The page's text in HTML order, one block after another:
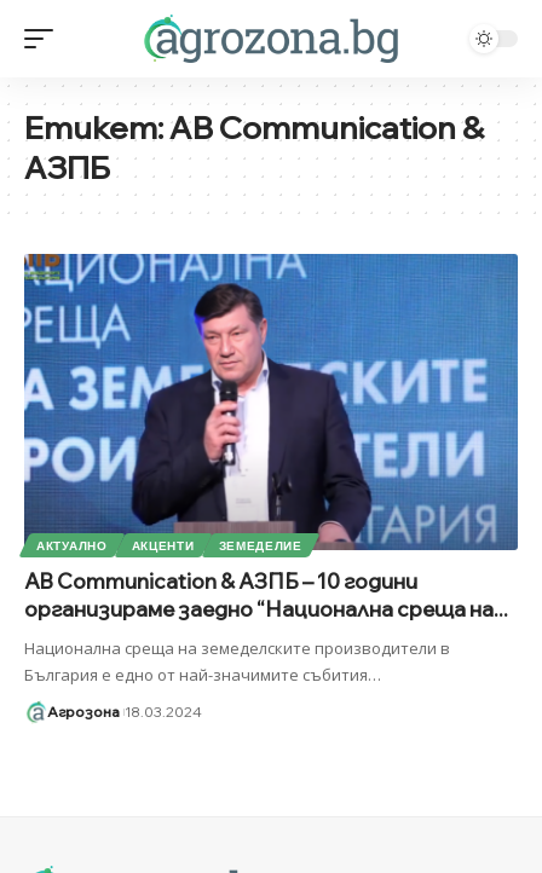
Етикет:AB Communication &
АЗПБ
АКТУАЛНО АКЦЕНТИ ЗЕМЕДЕЛИЕ
AB Communication & АЗПБ – 10 години
организираме заедно “Национална среща на...
Национална среща на земеделските производители в
България е едно от най-значимите събития…
Агрозона 18.03.2024